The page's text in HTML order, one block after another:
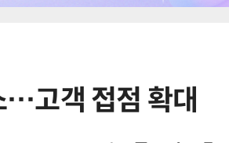
…고객 접점 확대
6
정의선, 튀르키예 공장 방문…첫 소